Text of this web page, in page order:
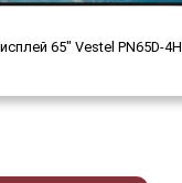
65" Vestel PN65D-4H